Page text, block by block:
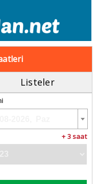
Listeler
+ 3 saat